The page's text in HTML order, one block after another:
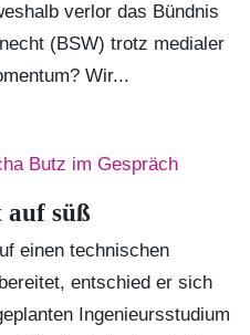
verlor das Bündnis
(BSW) trotz medialer
Wir...
auf süß
einen technischen
entschied er sich
Ingenieursstudium